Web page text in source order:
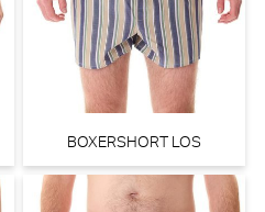
BOXERSHORT LOS